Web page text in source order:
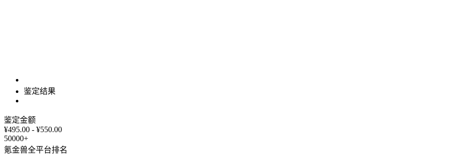
鉴定结果
鉴定金额
¥495.00 - ¥550.00
50000+
氪金兽全平台排名